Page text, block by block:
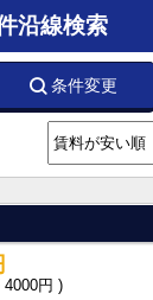
沿線検索
条件変更
4000円